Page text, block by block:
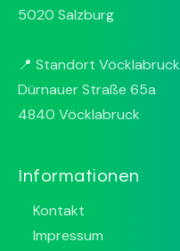
5020 Salzburg
📍 Standort Vöcklabruck
Dürnauer Straße 65a
4840 Vöcklabruck
Informationen
Kontakt
Impressum